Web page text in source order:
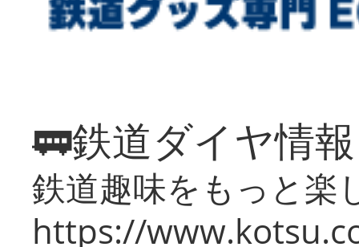
🚃鉄道ダイヤ情
鉄道趣味をもっと楽
https://